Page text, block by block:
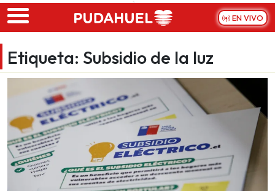
Skip to main content
EN VIVO
Etiqueta: Subsidio de la luz